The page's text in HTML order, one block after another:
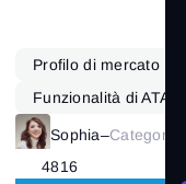
Profilo di mercato
Funzionalità di ATAS
Sophia–Categoria:
4816